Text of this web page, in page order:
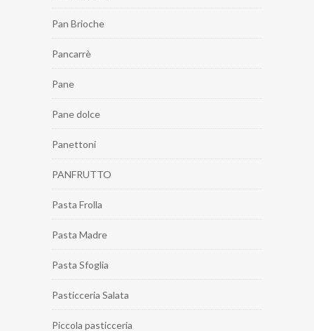
Pan Brioche
Pancarrè
Pane
Pane dolce
Panettoni
PANFRUTTO
Pasta Frolla
Pasta Madre
Pasta Sfoglia
Pasticceria Salata
Piccola pasticceria